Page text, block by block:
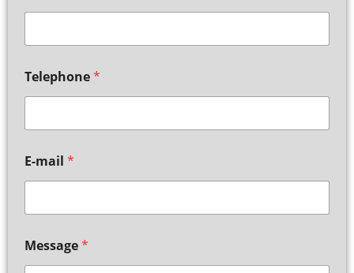
Telephone*
E-mail *
Message*